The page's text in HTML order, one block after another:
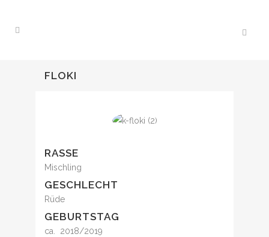
FLOKI
RASSE
Mischling
GESCHLECHT
Rüde
GEBURTSTAG
ca. 2018/2019